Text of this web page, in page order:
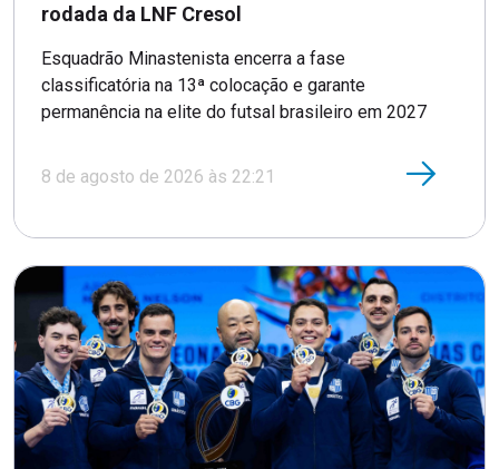
rodada da LNF Cresol
Esquadrão Minastenista encerra a fase
classificatória na 13ª colocação e garante
permanência na elite do futsal brasileiro em 2027
8 de agosto de 2026 às 22:21